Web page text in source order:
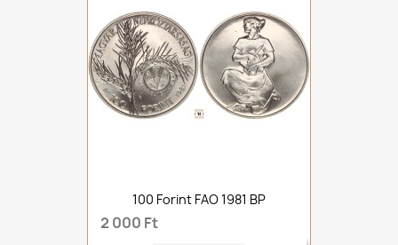
100 Forint FAO 1981 BP
2 000 Ft